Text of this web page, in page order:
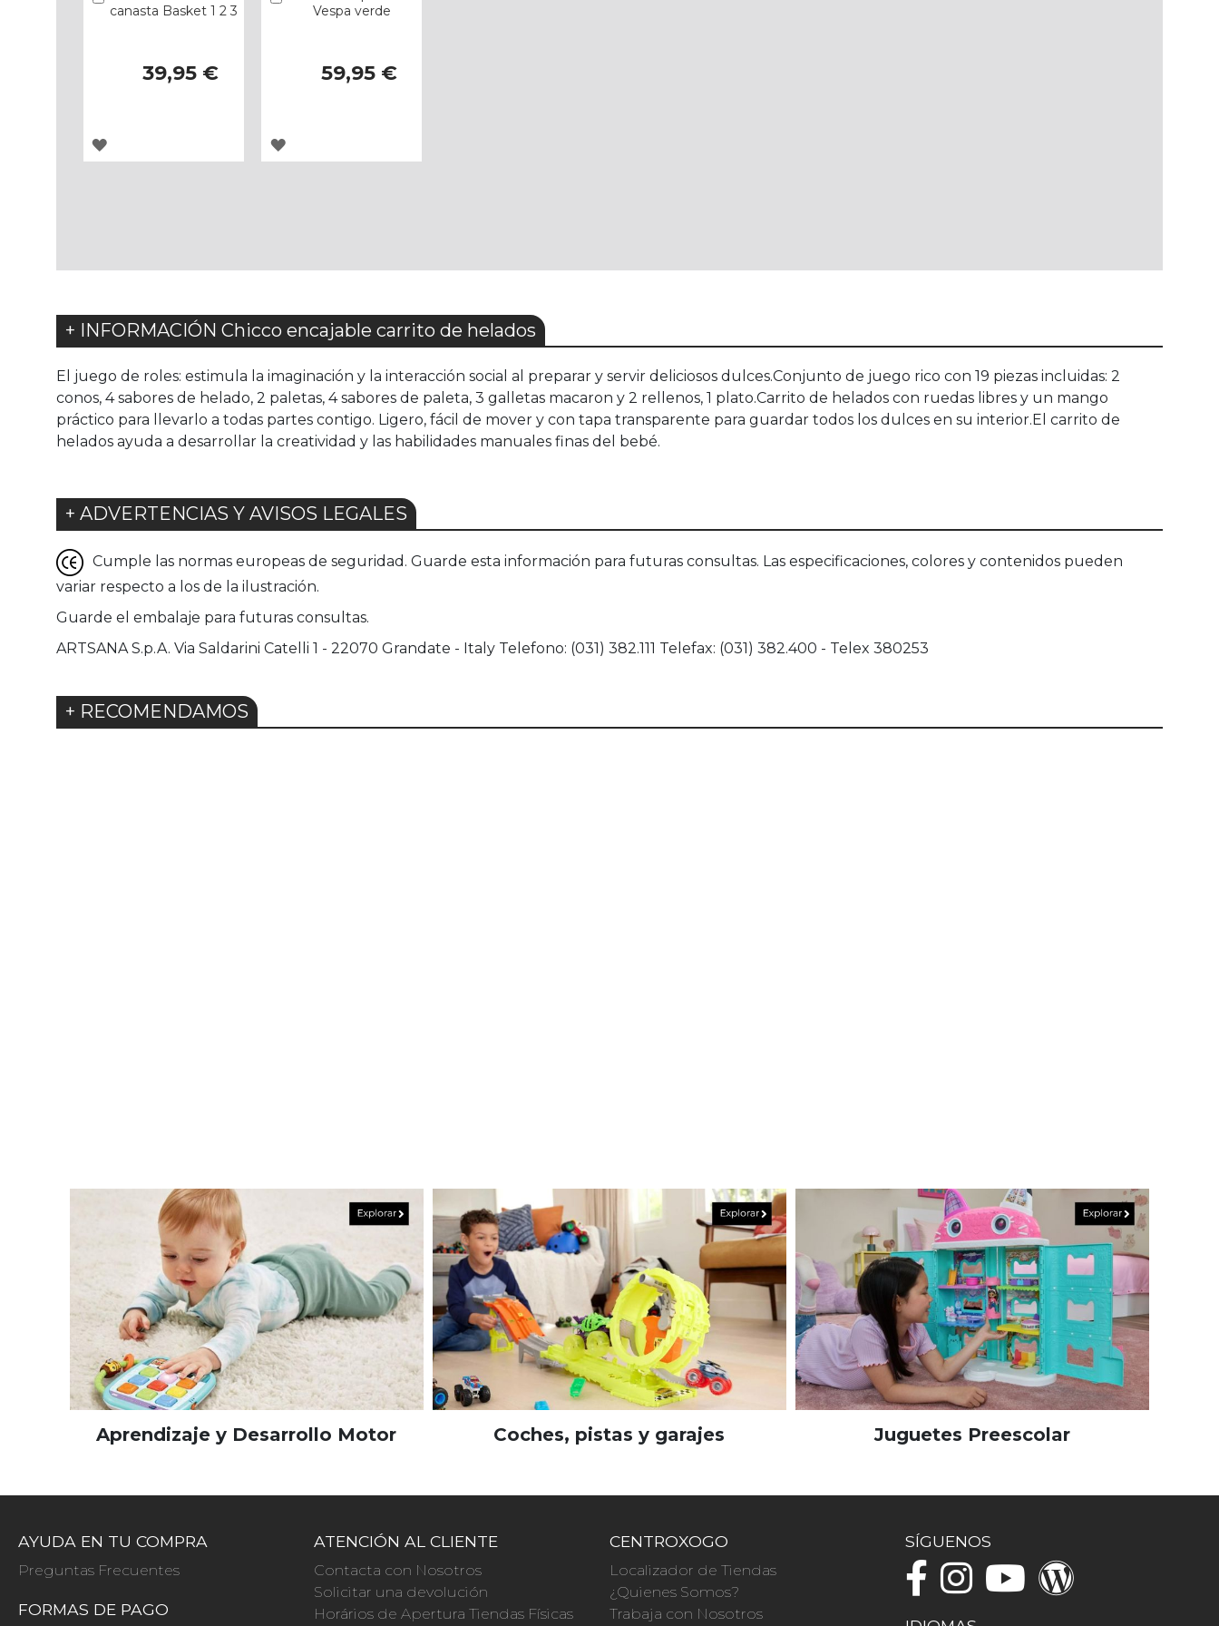
canasta Basket 1 2 3
39,95 €
AGREGAR
Vespa verde
59,95 €
AGREGAR
+ INFORMACIÓN Chicco encajable carrito de helados
El juego de roles: estimula la imaginación y la interacción social al preparar y servir deliciosos dulces.Conjunto de juego rico con 19 piezas incluidas: 2
conos, 4 sabores de helado, 2 paletas, 4 sabores de paleta, 3 galletas macaron y 2 rellenos, 1 plato.Carrito de helados con ruedas libres y un mango
práctico para llevarlo a todas partes contigo. Ligero, fácil de mover y con tapa transparente para guardar todos los dulces en su interior.El carrito de
helados ayuda a desarrollar la creatividad y las habilidades manuales finas del bebé.
+ ADVERTENCIAS Y AVISOS LEGALES
Cumple las normas europeas de seguridad. Guarde esta información para futuras consultas. Las especificaciones, colores y contenidos pueden
variar respecto a los de la ilustración.
Guarde el embalaje para futuras consultas.
ARTSANA S.p.A. Via Saldarini Catelli 1 - 22070 Grandate - Italy Telefono: (031) 382.111 Telefax: (031) 382.400 - Telex 380253
+ RECOMENDAMOS
Aprendizaje y Desarrollo Motor Coches, pistas y garajes Juguetes Preescolar
AYUDA EN TU COMPRA
Preguntas Frecuentes
FORMAS DE PAGO
ATENCIÓN AL CLIENTE
Contacta con Nosotros
Solicitar una devolución
Horários de Apertura Tiendas Físicas
CENTROXOGO
Localizador de Tiendas
¿Quienes Somos?
Trabaja con Nosotros
SÍGUENOS